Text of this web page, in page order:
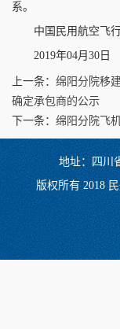
系。
中国民用航空飞
2019年04月30日
上一条： 绵阳分院移
确定承包商的公示
下一条： 绵阳分院飞
地址：四川
版权所有 2018